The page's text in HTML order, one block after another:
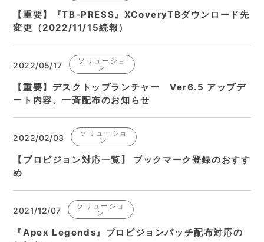
【重要】『TB-PRESS』XCoveryTBダウンロード先
変更（2022/11/15続報）
2022/05/17
ソリューショ
ン
【重要】デスクトップランチャー Ver6.5 アップデ
ート内容、一斉配布のお知らせ
2022/02/03
ソリューショ
ン
【プロビジョン対応一覧】 ブックマーク登録のおすす
め
2021/12/07
ソリューショ
ン
『Apex Legends』プロビジョンパッチ配布対応の